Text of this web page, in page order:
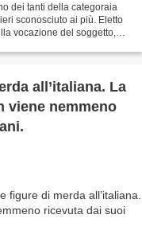
dei tanti della categoraia
sconosciuto ai più. Eletto
vocazione del soggetto,
all’italiana. La
viene nemmeno